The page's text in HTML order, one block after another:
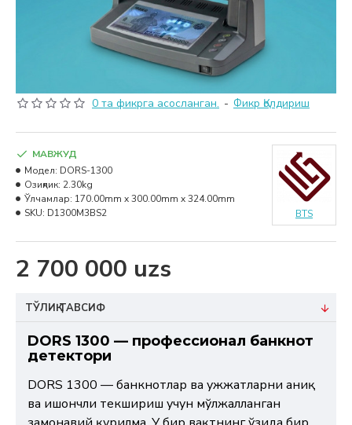
0 та фикрга асосланган. - Фикр Қолдириш
2 700 000 uzs
МАВЖУД
Модел: DORS-1300
Озиқлик: 2.30kg
Ўлчамлар: 170.00mm x 300.00mm x 324.00mm
SKU: D1300M3BS2 BTS
ТЎЛИҚ ТАВСИФ
DORS 1300 — профессионал банкнот
детектори
DORS 1300 — банкнотлар ва ҳужжатларни аниқ
ва ишончли текшириш учун мўлжалланган